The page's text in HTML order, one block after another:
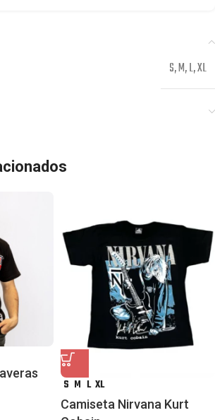
S,M,L,XL
S M L XL
Camiseta Nirvana Kurt